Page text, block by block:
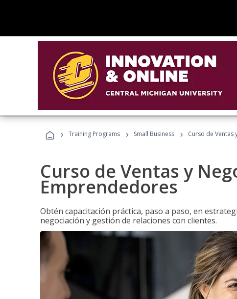
› Training Programs › Small Business › Curso de Ventas
Curso de Ventas y
Emprendedores
Obtén capacitación práctica, paso a paso, en
negociación y gestión de relaciones con clientes.